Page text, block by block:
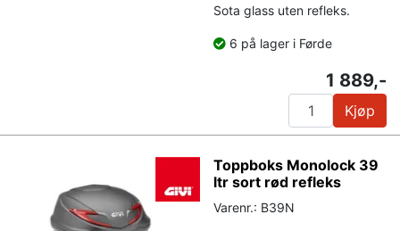
Sota glass uten refleks.
6 på lager i Førde
1 889,-
Kjøp
Toppboks Monolock 39
ltr sort rød refleks
Varenr.: B39N